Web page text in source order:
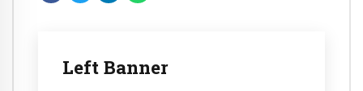
Left Banner